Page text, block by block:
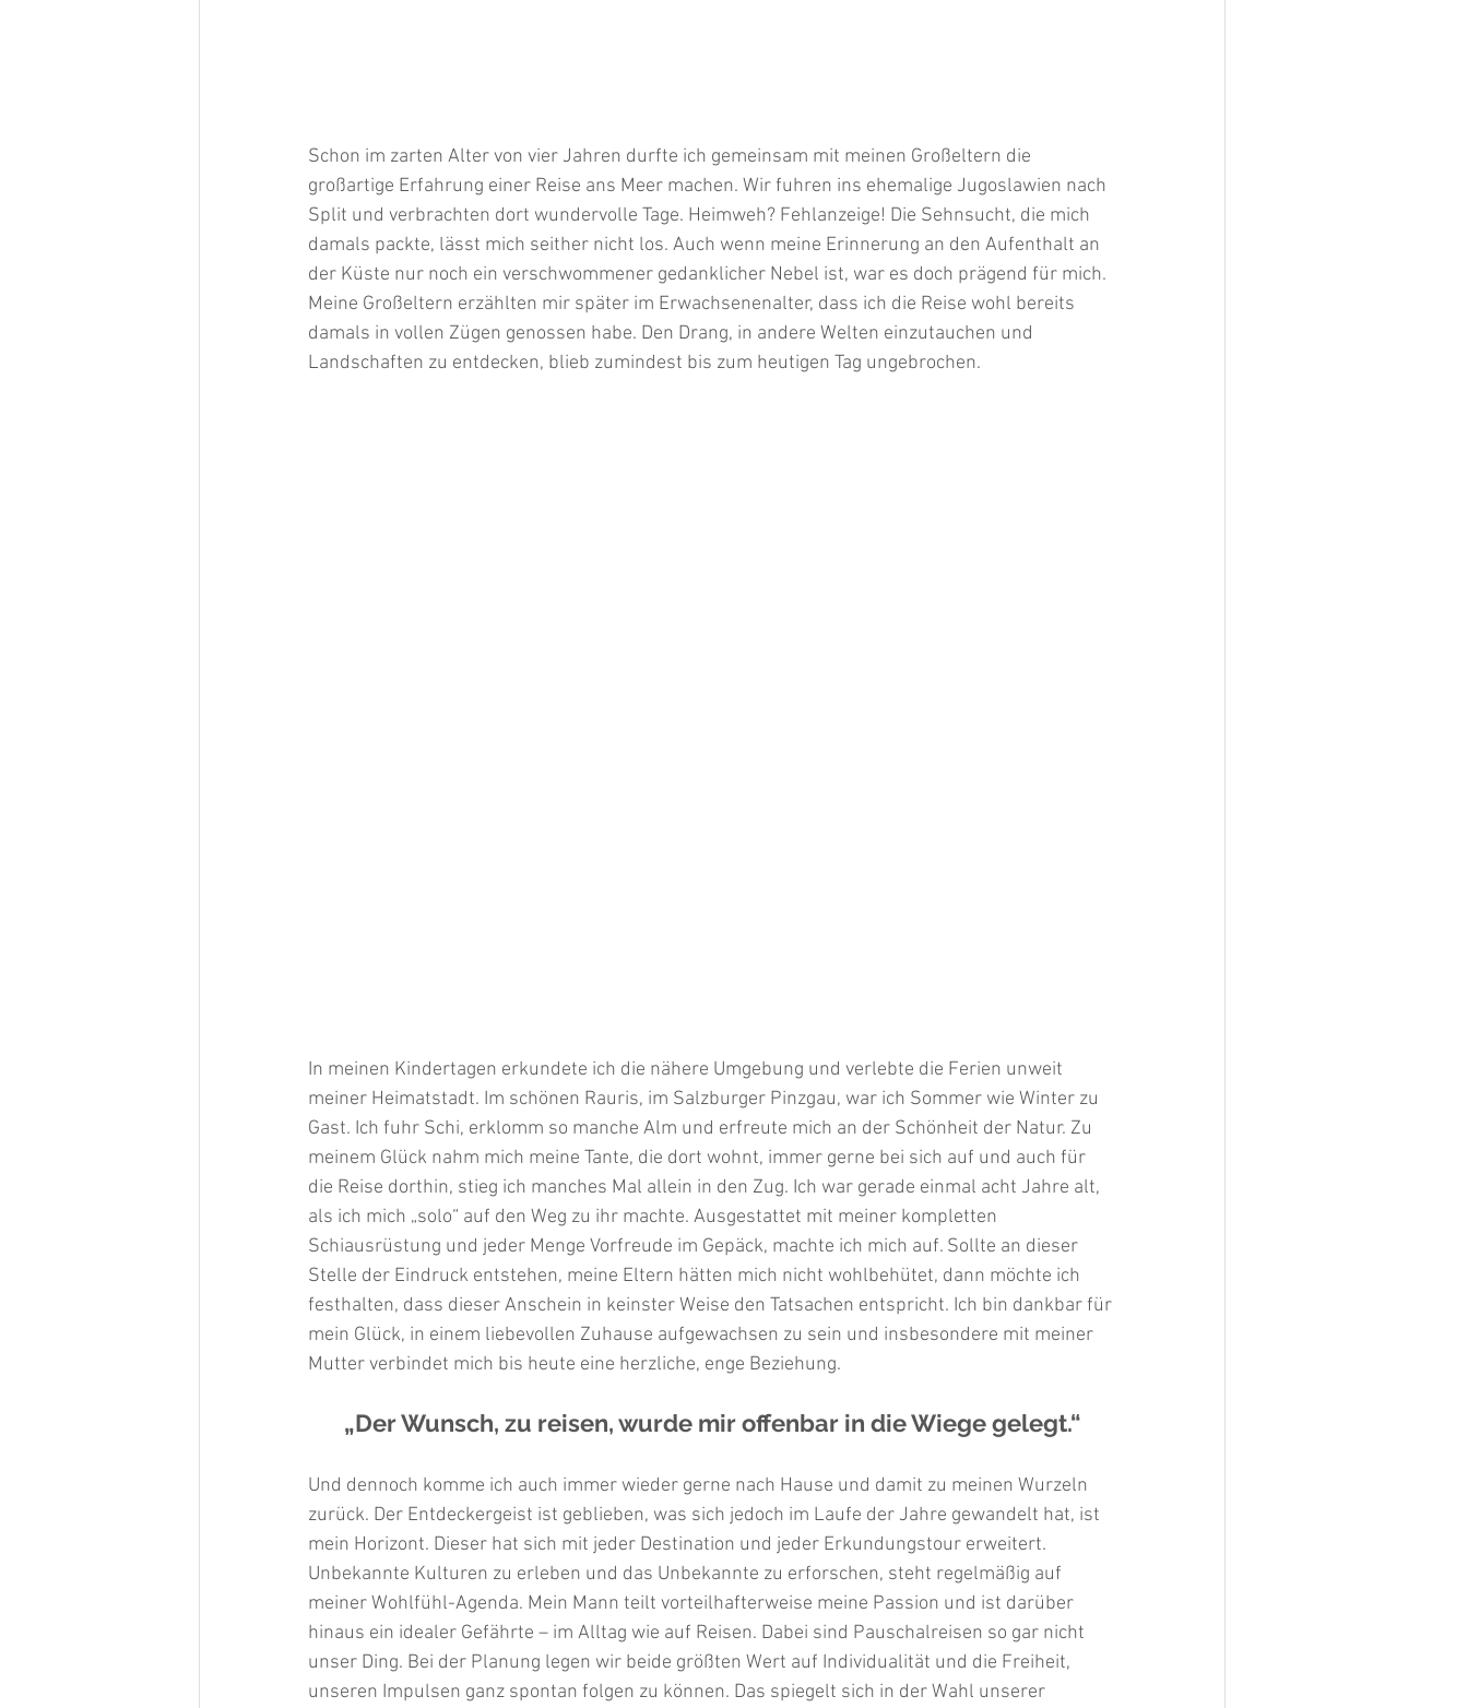
Schon im zarten Alter von vier Jahren durfte ich gemeinsam mit meinen Großeltern die
großartige Erfahrung einer Reise ans Meer machen. Wir fuhren ins ehemalige Jugoslawien nach
Split und verbrachten dort wundervolle Tage. Heimweh? Fehlanzeige! Die Sehnsucht, die mich
damals packte, lässt mich seither nicht los. Auch wenn meine Erinnerung an den Aufenthalt an
der Küste nur noch ein verschwommener gedanklicher Nebel ist, war es doch prägend für mich.
Meine Großeltern erzählten mir später im Erwachsenenalter, dass ich die Reise wohl bereits
damals in vollen Zügen genossen habe. Den Drang, in andere Welten einzutauchen und
Landschaften zu entdecken, blieb zumindest bis zum heutigen Tag ungebrochen.
In meinen Kindertagen erkundete ich die nähere Umgebung und verlebte die Ferien unweit
meiner Heimatstadt. Im schönen Rauris, im Salzburger Pinzgau, war ich Sommer wie Winter zu
Gast. Ich fuhr Schi, erklomm so manche Alm und erfreute mich an der Schönheit der Natur. Zu
meinem Glück nahm mich meine Tante, die dort wohnt, immer gerne bei sich auf und auch für
die Reise dorthin, stieg ich manches Mal allein in den Zug. Ich war gerade einmal acht Jahre alt,
als ich mich „solo“ auf den Weg zu ihr machte. Ausgestattet mit meiner kompletten
Schiausrüstung und jeder Menge Vorfreude im Gepäck, machte ich mich auf. Sollte an dieser
Stelle der Eindruck entstehen, meine Eltern hätten mich nicht wohlbehütet, dann möchte ich
festhalten, dass dieser Anschein in keinster Weise den Tatsachen entspricht. Ich bin dankbar für
mein Glück, in einem liebevollen Zuhause aufgewachsen zu sein und insbesondere mit meiner
Mutter verbindet mich bis heute eine herzliche, enge Beziehung.
„Der Wunsch, zu reisen, wurde mir offenbar in die Wiege gelegt.“
Und dennoch komme ich auch immer wieder gerne nach Hause und damit zu meinen Wurzeln
zurück. Der Entdeckergeist ist geblieben, was sich jedoch im Laufe der Jahre gewandelt hat, ist
mein Horizont. Dieser hat sich mit jeder Destination und jeder Erkundungstour erweitert.
Unbekannte Kulturen zu erleben und das Unbekannte zu erforschen, steht regelmäßig auf
meiner Wohlfühl-Agenda. Mein Mann teilt vorteilhafterweise meine Passion und ist darüber
hinaus ein idealer Gefährte – im Alltag wie auf Reisen. Dabei sind Pauschalreisen so gar nicht
unser Ding. Bei der Planung legen wir beide größten Wert auf Individualität und die Freiheit,
unseren Impulsen ganz spontan folgen zu können. Das spiegelt sich in der Wahl unserer